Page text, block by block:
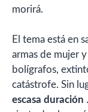
morirá.
El tema está en
armas de mujer
bolígrafos,
catástrofe. Sin
escasa duración